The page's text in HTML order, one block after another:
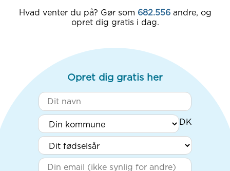
Hvad venter du på? Gør som 682.556 andre, og
opret dig gratis i dag.
Opret dig gratis her